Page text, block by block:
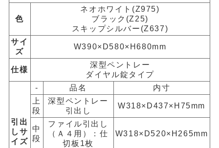
色
ネオホワイト(Z975)
ブラック(Z25)
スキップシルバー(Z637)
サイ
ズ
W390×D580×H680mm
仕様
深型ペントレー
ダイヤル錠タイプ
引出
しサ
イズ
- 品名
内寸
上
段
深型ペントレー
引出し
W318×D437×H75mm
中
段
ファイル引出し
（Ａ４用）：仕
切板1枚
W318×D520×H265mm